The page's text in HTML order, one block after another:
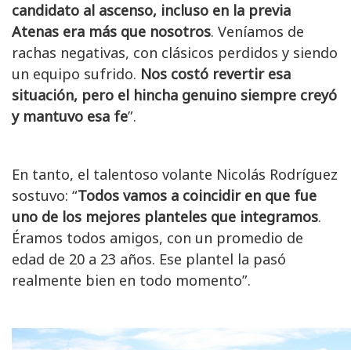
candidato al ascenso, incluso en la previa
Atenas era más que nosotros. Veníamos de
rachas negativas, con clásicos perdidos y siendo
un equipo sufrido. Nos costó revertir esa
situación, pero el hincha genuino siempre creyó
y mantuvo esa fe”.
En tanto, el talentoso volante Nicolás Rodríguez
sostuvo: “Todos vamos a coincidir en que fue
uno de los mejores planteles que integramos.
Éramos todos amigos, con un promedio de
edad de 20 a 23 años. Ese plantel la pasó
realmente bien en todo momento”.